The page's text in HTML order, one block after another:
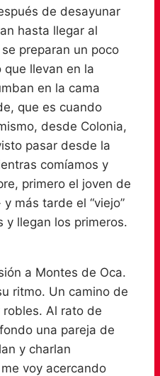
de desayunar
hasta llegar al
preparan un poco
llevan en la
en la cama
que es cuando
desde Colonia,
pasar desde la
comíamos y
primero el joven de
más tarde el “viejo”
y llegan los primeros.
a Montes de Oca.
ritmo. Un camino de
Al rato de
una pareja de
y charlan
voy acercando